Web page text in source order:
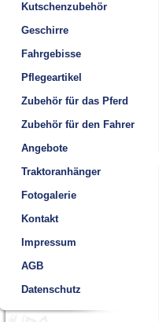
Kutschenzubehör
Geschirre
Fahrgebisse
Pflegeartikel
Zubehör für das Pferd
Zubehör für den Fahrer
Angebote
Traktoranhänger
Fotogalerie
Kontakt
Impressum
AGB
Datenschutz